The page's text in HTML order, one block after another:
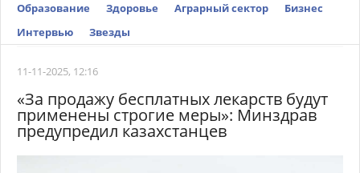
Образование
Здоровье Аграрный сектор
Бизнес
Интервью
Звезды
11-11-2025, 12:16
«За продажу бесплатных лекарств будут
применены строгие меры»: Минздрав
предупредил казахстанцев